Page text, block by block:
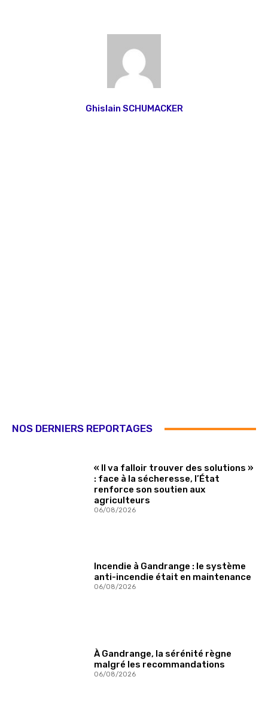
Ghislain SCHUMACKER
NOS DERNIERS REPORTAGES
« Il va falloir trouver des solutions »
: face à la sécheresse, l’État
renforce son soutien aux
agriculteurs
06/08/2026
Incendie à Gandrange : le système
anti-incendie était en maintenance
06/08/2026
À Gandrange, la sérénité règne
malgré les recommandations
06/08/2026